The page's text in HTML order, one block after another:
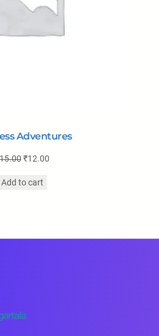
Adventures
₹12.00
Add to cart